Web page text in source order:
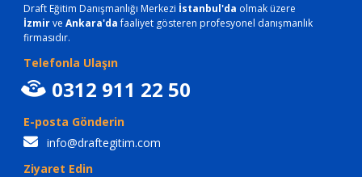
Draft Eğitim Danışmanlığı Merkezi İstanbul'da olmak üzere
İzmirve Ankara'dafaaliyet gösteren profesyonel danışmanlık
firmasıdır.
Telefonla Ulaşın
0312 911 22 50
E-posta Gönderin
info@draftegitim.com
Ziyaret Edin